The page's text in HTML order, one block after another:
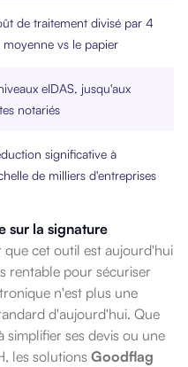
de traitement divisé par 4
moyenne vs le papier
eIDAS, jusqu'aux
notariés
significative à
de milliers d'entreprises
sur la signature
que cet outil est aujourd'hui
rentable pour sécuriser
n'est plus une
d'aujourd'hui. Que
simplifier ses devis ou une
les solutions Goodflag